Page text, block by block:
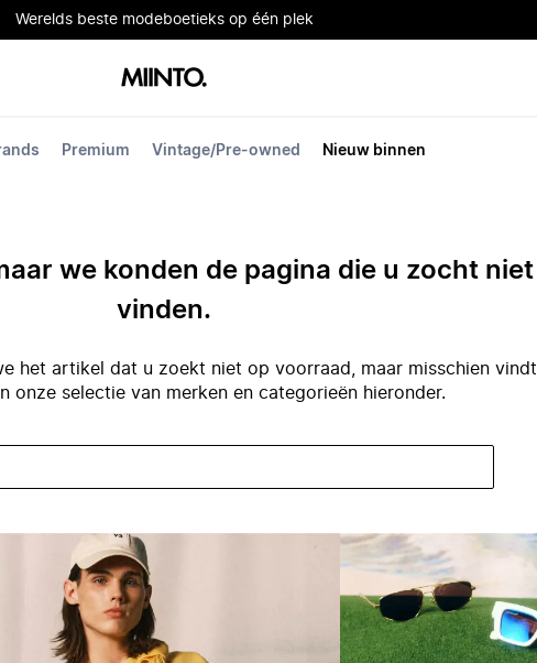
Werelds beste modeboetieks op één plek
Premium Vintage/Pre-owned Nieuw binnen
we konden de pagina die u zocht niet
vinden.
het artikel dat u zoekt niet op voorraad, maar misschien vindt
onze selectie van merken en categorieën hieronder.